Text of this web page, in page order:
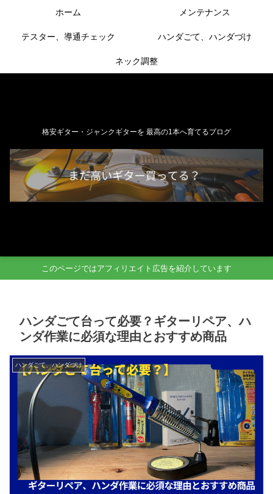
格安ギター・ジャンクギターを 最高の1本へ育てるブログ
ホーム メンテナンス
テスター、導通チェック ハンダごて、ハンダづけ
ネック調整
このページではアフィリエイト広告を紹介しています
ハンダごて台って必要？ギターリペア、ハ
ンダ作業に必須な理由とおすすめ商品
ハンダごて、ハンダづけ